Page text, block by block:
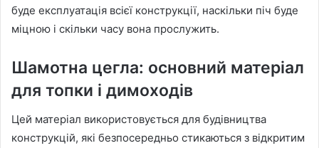
буде експлуатація всієї конструкції, наскільки піч буде
міцною і скільки часу вона прослужить.
Шамотна цегла: основний матеріал
для топки і димоходів
Цей матеріал використовується для будівництва
конструкцій, які безпосередньо стикаються з відкритим